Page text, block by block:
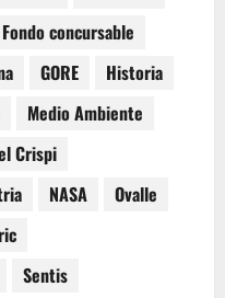
Fondo concursable
GORE
Historia
Medio Ambiente
Crispi
NASA
Ovalle
Sentis